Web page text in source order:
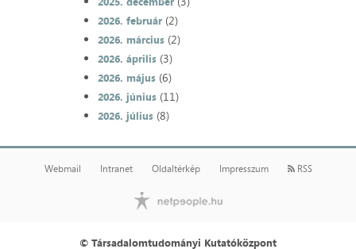
2026. február(2)
2026. március(2)
2026. április(3)
2026. május(6)
2026. június(11)
2026. július(8)
Webmail Intranet Oldaltérkép Impresszum RSS
© Társadalomtudományi Kutatóközpont